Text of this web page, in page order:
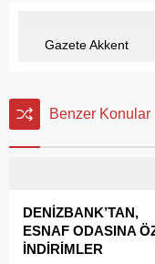
Gazete Akkent
Benzer Konular
DENİZBANK’TAN,
ESNAF ODASINA
İNDİRİMLER